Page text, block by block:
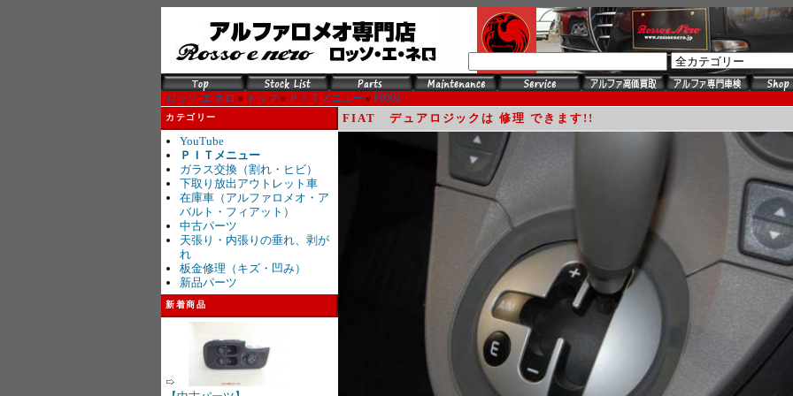
Search
ロッソ エ ネロ » トップ» ＰＩＴメニュー » F0001
FIAT デュアロジックは 修理 できます!!
カテゴリー
YouTube
ＰＩＴメニュー
ガラス交換（割れ・ヒビ）
下取り放出アウトレット車
在庫車（アルファロメオ・ア
バルト・フィアット）
中古パーツ
天張り・内張りの垂れ、剥が
れ
板金修理（キズ・凹み）
新品パーツ
新着商品